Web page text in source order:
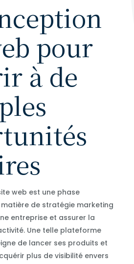
pour
à de
web est une phase
de stratégie marketing
entreprise et assurer la
Une telle plateforme
de lancer ses produits et
plus de visibilité envers